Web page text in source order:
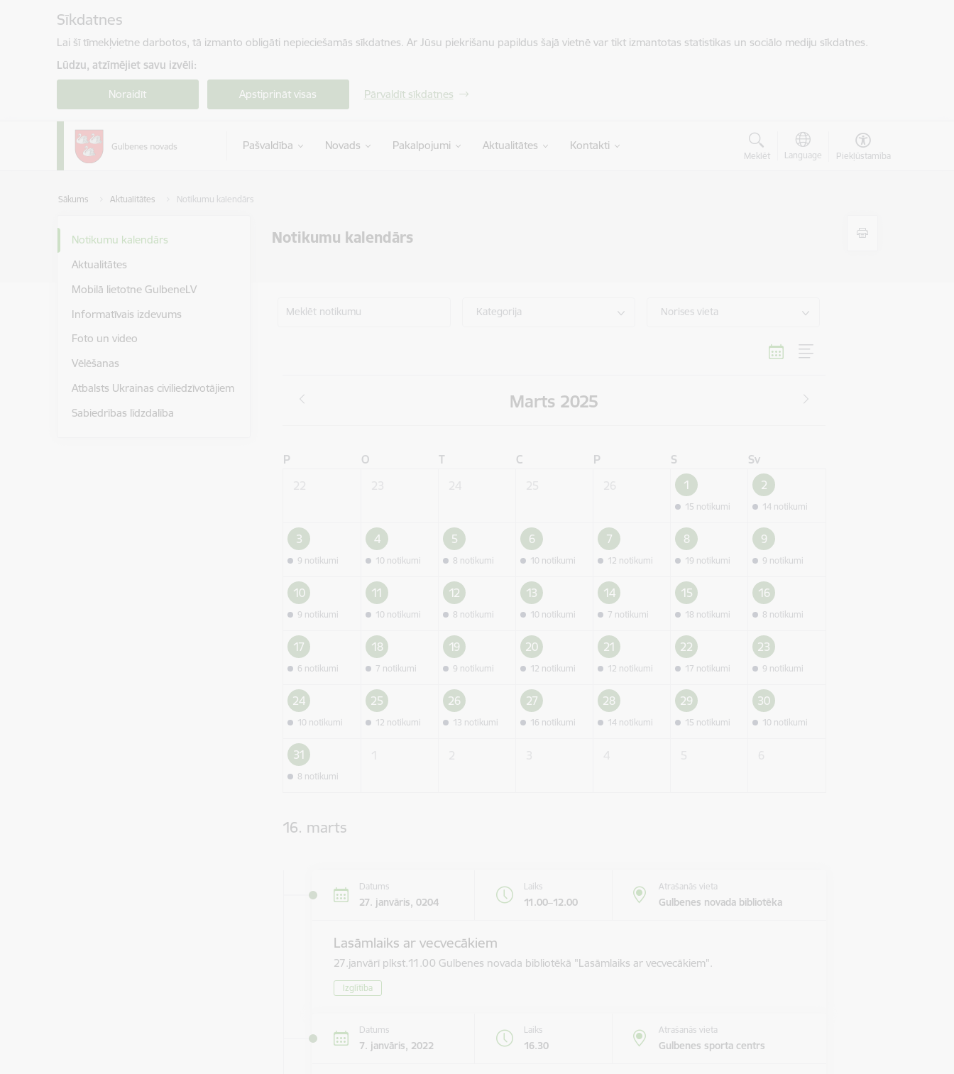
Sīkdatnes
Lai šī tīmekļvietne darbotos, tā izmanto obligāti nepieciešamās sīkdatnes. Ar Jūsu piekrišanu papildus šajā vietnē var tikt izmantotas statistikas un sociālo mediju sīkdatnes.
Lūdzu, atzīmējiet savu izvēli:
Noraidīt Apstiprināt visas Pārvaldīt sīkdatnes
Pašvaldība Novads Pakalpojumi Aktualitātes Kontakti
Meklēt Language Piekļūstamība
Sākums Aktualitātes Notikumu kalendārs
Notikumu kalendārs
Notikumu kalendārs
Aktualitātes
Mobilā lietotne GulbeneLV
Informatīvais izdevums
Foto un video
Vēlēšanas
Atbalsts Ukrainas civiliedzīvotājiem
Sabiedrības līdzdalība
Meklēt notikumu Kategorija Norises vieta
Marts 2025
P O T C P S
Sv
1
15 notikumi
2
14 notikumi
3
9 notikumi
4
10 notikumi
5
8 notikumi
6
10 notikumi
7
12 notikumi
8
19 notikumi
9
9 notikumi
10
9 notikumi
11
10 notikumi
12
8 notikumi
13
10 notikumi
14
7 notikumi
15
18 notikumi
16
8 notikumi
17
6 notikumi
18
7 notikumi
19
9 notikumi
20
12 notikumi
21
12 notikumi
22
17 notikumi
23
9 notikumi
24
10 notikumi
25
12 notikumi
26
13 notikumi
27
16 notikumi
28
14 notikumi
29
15 notikumi
30
10 notikumi
31
8 notikumi
16. marts
Datums
27. janvāris, 0204
Laiks
11.00–12.00
Atrašanās vieta
Gulbenes novada bibliotēka
Lasāmlaiks ar vecvecākiem
27.janvārī plkst.11.00 Gulbenes novada bibliotēkā "Lasāmlaiks ar vecvecākiem".
Izglītība
Datums
7. janvāris, 2022
Laiks
16.30
Atrašanās vieta
Gulbenes sporta centrs